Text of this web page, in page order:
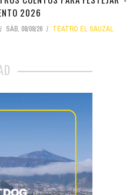
2026
SÁB, 08/08/26 TEATRO EL SAUZAL